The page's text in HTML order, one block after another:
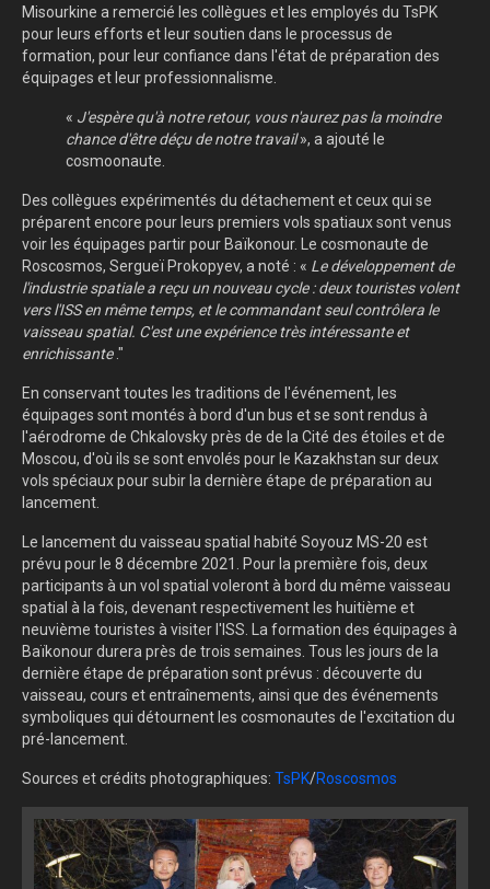
Misourkine a remercié les collègues et les employés du TsPK
pour leurs efforts et leur soutien dans le processus de
formation, pour leur confiance dans l'état de préparation des
équipages et leur professionnalisme.
« J'espère qu'à notre retour, vous n'aurez pas la moindre
chance d'être déçu de notre travail», a ajouté le
cosmoonaute.
Des collègues expérimentés du détachement et ceux qui se
préparent encore pour leurs premiers vols spatiaux sont venus
voir les équipages partir pour Baïkonour. Le cosmonaute de
Roscosmos, Sergueï Prokopyev, a noté : « Le développement de
l'industrie spatiale a reçu un nouveau cycle : deux touristes volent
vers l'ISS en même temps, et le commandant seul contrôlera le
vaisseau spatial. C'est une expérience très intéressante et
enrichissante."
En conservant toutes les traditions de l'événement, les
équipages sont montés à bord d'un bus et se sont rendus à
l'aérodrome de Chkalovsky près de de la Cité des étoiles et de
Moscou, d'où ils se sont envolés pour le Kazakhstan sur deux
vols spéciaux pour subir la dernière étape de préparation au
lancement.
Le lancement du vaisseau spatial habité Soyouz MS-20 est
prévu pour le 8 décembre 2021. Pour la première fois, deux
participants à un vol spatial voleront à bord du même vaisseau
spatial à la fois, devenant respectivement les huitième et
neuvième touristes à visiter l'ISS. La formation des équipages à
Baïkonour durera près de trois semaines. Tous les jours de la
dernière étape de préparation sont prévus : découverte du
vaisseau, cours et entraînements, ainsi que des événements
symboliques qui détournent les cosmonautes de l'excitation du
pré-lancement.
Sources et crédits photographiques: TsPK/Roscosmos